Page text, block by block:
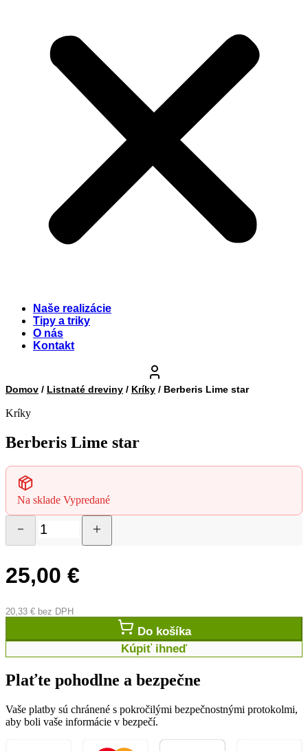
Naše realizácie
Tipy a triky
O nás
Kontakt
Domov / Listnaté dreviny / Kríky / Berberis Lime star
Kríky
Berberis Lime star
Na sklade Vypredané
25,00 €
20,33 € bez DPH
Do košíka
Kúpiť ihneď
Plaťte pohodlne a bezpečne
Vaše platby sú chránené s pokročilými bezpečnostnými protokolmi,
aby boli vaše informácie v bezpečí.